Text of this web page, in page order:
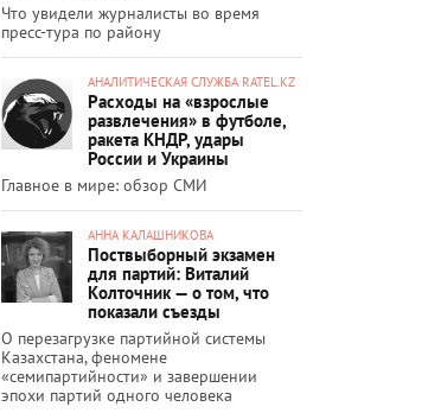
Что увидели журналисты во время
пресс-тура по району
АНАЛИТИЧЕСКАЯ СЛУЖБА RATEL.KZ
Расходы на «взрослые
развлечения» в футболе,
ракета КНДР, удары
России и Украины
Главное в мире: обзор СМИ
АННА КАЛАШНИКОВА
Поствыборный экзамен
для партий: Виталий
Колточник — о том, что
показали съезды
О перезагрузке партийной системы
Казахстана, феномене
«семипартийности» и завершении
эпохи партий одного человека